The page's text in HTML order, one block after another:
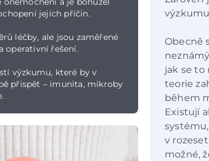
jejích příčin.
léčby, ale jsou zaměřené
operativní řešení.
výzkumu, které by v
přispět – imunita, mikroby
Obecně
jak se to
teorie
během
Existují
v
možné,